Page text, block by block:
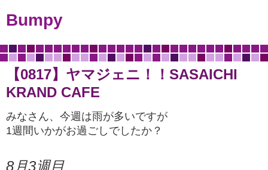
Bumpy
【0817】ヤマジェニ！！SASAICHI
KRAND CAFE
みなさん、今週は雨が多いですが
1週間いかがお過ごしでしたか？
8月3週目